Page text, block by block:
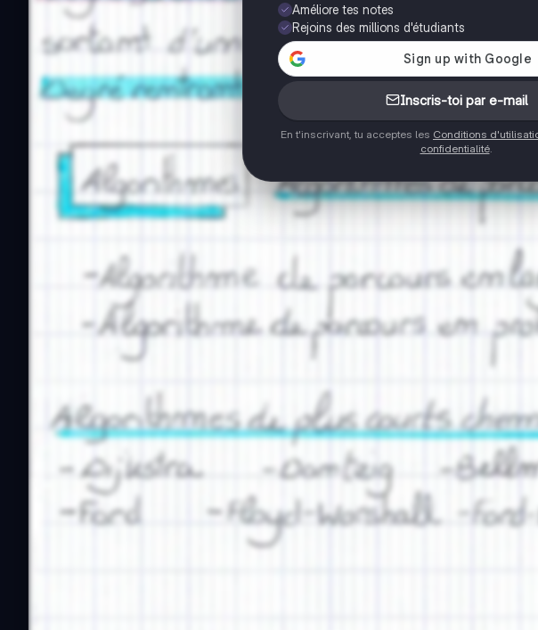
Améliore tes notes
Rejoins des millions d'étudiants
Inscris-toi par e-mail
En t'inscrivant, tu acceptes les Conditions
confidentialité.